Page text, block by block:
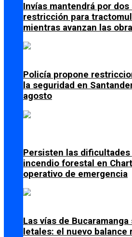
Invías mantendrá por dos
restricción para
mientras avanzan las
Policía propone
la seguridad en
agosto
Persisten las
incendio forestal en
operativo de emergencia
Las vías de
letales: el nuevo